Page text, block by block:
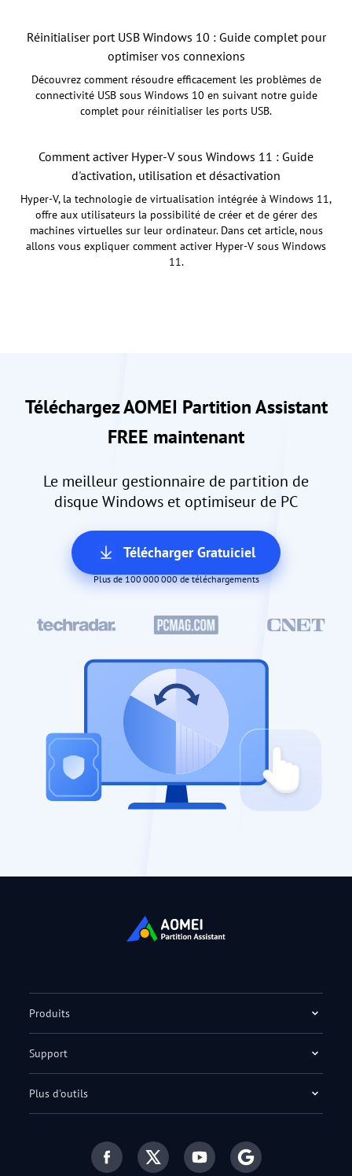
Réinitialiser port USB Windows 10 : Guide complet pour
optimiser vos connexions
Découvrez comment résoudre efficacement les problèmes de
connectivité USB sous Windows 10 en suivant notre guide
complet pour réinitialiser les ports USB.
Comment activer Hyper-V sous Windows 11 : Guide
d'activation, utilisation et désactivation
Hyper-V, la technologie de virtualisation intégrée à Windows 11,
offre aux utilisateurs la possibilité de créer et de gérer des
machines virtuelles sur leur ordinateur. Dans cet article, nous
allons vous expliquer comment activer Hyper-V sous Windows
11.
Téléchargez AOMEI Partition Assistant
FREE maintenant
Le meilleur gestionnaire de partition de
disque Windows et optimiseur de PC
Télécharger Gratuiciel
Plus de 100 000 000 de téléchargements
Produits
Support
Plus d'outils